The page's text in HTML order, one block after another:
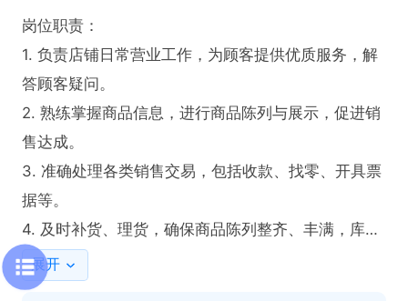
岗位职责：
1. 负责店铺日常营业工作，为顾客提供优质服务，解
答顾客疑问。
2. 熟练掌握商品信息，进行商品陈列与展示，促进销
售达成。
3. 准确处理各类销售交易，包括收款、找零、开具票
据等。
4. 及时补货、理货，确保商品陈列整齐、丰满，库存
充足。
5. 协助处理店铺的盘点工作，保证账实相符。
展开